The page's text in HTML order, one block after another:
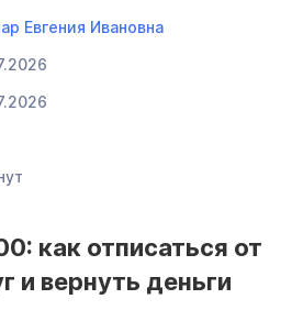
Евгения Ивановна
как отписаться от
и вернуть деньги